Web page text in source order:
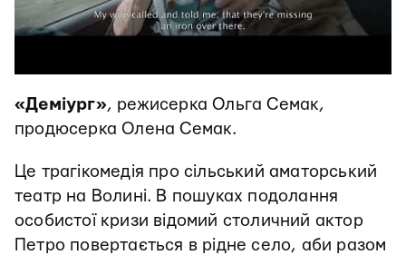
«Деміург», режисерка Ольга Семак,
продюсерка Олена Семак.
Це трагікомедія про сільський аматорський
театр на Волині. В пошуках подолання
особистої кризи відомий столичний актор
Петро повертається в рідне село, аби разом